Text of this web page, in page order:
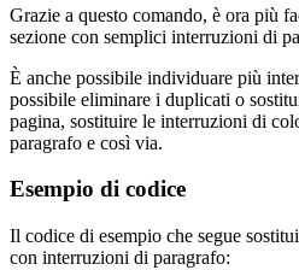
Grazie a questo comando, è ora più
sezione con semplici interruzioni di
È anche possibile individuare più
possibile eliminare i duplicati o
pagina, sostituire le interruzioni di
paragrafo e così via.
Esempio di codice
Il codice di esempio che segue
con interruzioni di paragrafo: